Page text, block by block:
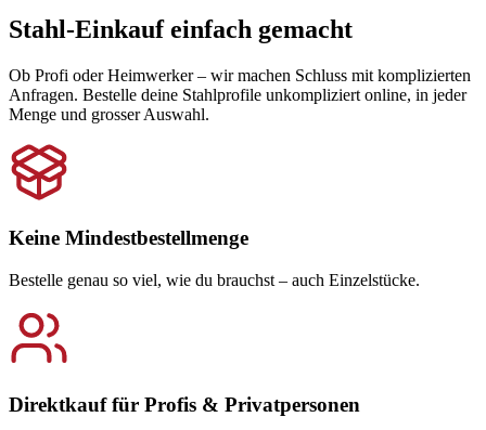
Stahl-Einkauf einfach gemacht
Ob Profi oder Heimwerker – wir machen Schluss mit komplizierten
Anfragen. Bestelle deine Stahlprofile unkompliziert online, in jeder
Menge und grosser Auswahl.
Keine Mindestbestellmenge
Bestelle genau so viel, wie du brauchst – auch Einzelstücke.
Direktkauf für Profis & Privatpersonen